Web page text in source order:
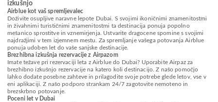
izkušnjo
Airblue kot vaš spremljevalec
Doživite osupljive naravne lepote Dubai. S svojimi ikoničnimi znamenitostmi
in živahnimi turističnimi znamenitostmi ta destinacija ponuja popolno
mešanico sprostitve in vznemirjenja. Ustvarite dragocene spomine s svojimi
najdražjimi v tem izjemnem mestu. Za spremljanje vašega potovanja Airblue
ponuja udoben let do vaše sanjske destinacije.
Brezhibna izkušnja rezervacije z Airpazom
Imate težave pri rezervaciji leta z Airblue do Dubai? Uporabite Airpaz za
brezhibno izkušnjo rezervacije na katero koli destinacijo. Z našo pomočjo
lahko dodate posebne zahteve in prilagodite svoje potrebe glede letov, vse v
eni aplikaciji. Z našo podporo strankam 24/7 zagotovite nemoteno in
brezskrbno potovanje.
Poceni let v Dubai